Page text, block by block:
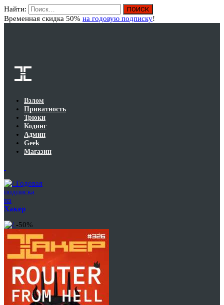
Найти:
Временная скидка 50% на годовую подписку!
Взлом
Приватность
Трюки
Кодинг
Админ
Geek
Магазин
Годовая
подписка
на
Хакер
-50%